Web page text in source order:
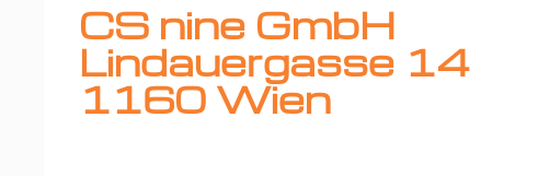
CS nine GmbH
Lindauergasse 14
1160 Wien